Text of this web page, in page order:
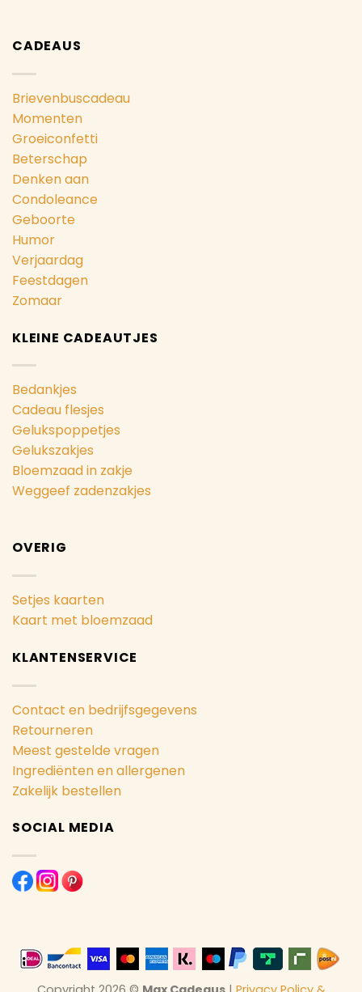
CADEAUS
Brievenbuscadeau
Momenten
Groeiconfetti
Beterschap
Denken aan
Condoleance
Geboorte
Humor
Verjaardag
Feestdagen
Zomaar
KLEINE CADEAUTJES
Bedankjes
Cadeau flesjes
Gelukspoppetjes
Gelukszakjes
Bloemzaad in zakje
Weggeef zadenzakjes
OVERIG
Setjes kaarten
Kaart met bloemzaad
KLANTENSERVICE
Contact en bedrijfsgegevens
Retourneren
Meest gestelde vragen
Ingrediënten en allergenen
Zakelijk bestellen
SOCIAL MEDIA